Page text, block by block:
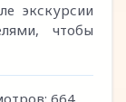
экскурсии
чтобы
664